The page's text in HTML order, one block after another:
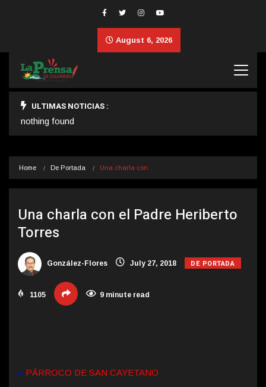
August 6, 2026
ULTIMAS NOTICIAS :
nothing found
Home De Portada Una charla con…
Una charla con el Padre Heriberto
Torres
González-Flores July 27, 2018 DE PORTADA
1105 9 minute read
» PÁRROCO DE SAN CAYETANO